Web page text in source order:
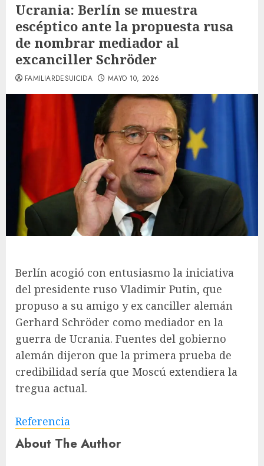
Ucrania: Berlín se muestra
escéptico ante la propuesta rusa
de nombrar mediador al
excanciller Schröder
FAMILIARDESUICIDA MAYO 10, 2026
Berlín acogió con entusiasmo la iniciativa
del presidente ruso Vladimir Putin, que
propuso a su amigo y ex canciller alemán
Gerhard Schröder como mediador en la
guerra de Ucrania. Fuentes del gobierno
alemán dijeron que la primera prueba de
credibilidad sería que Moscú extendiera la
tregua actual.
Referencia
About The Author